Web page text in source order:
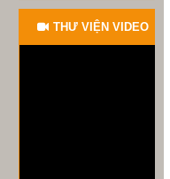
THƯ VIỆN VIDEO